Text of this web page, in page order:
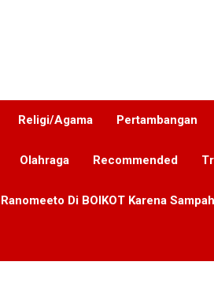
Religi/Agama Pertambangan
Olahraga Recommended
Di BOIKOT Karena Sampah